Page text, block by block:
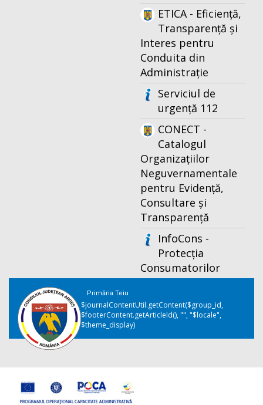
ETICA - Eficiență,
Transparență și
Interes pentru
Conduita din
Administrație
Serviciul de
urgență 112
CONECT -
Catalogul
Organizațiilor
Neguvernamentale
pentru Evidență,
Consultare și
Transparență
InfoCons -
Protecția
Consumatorilor
Primăria Teiu
$journalContentUtil.getContent($group_id,
$footerContent.getArticleId(), "", "$locale",
$theme_display)